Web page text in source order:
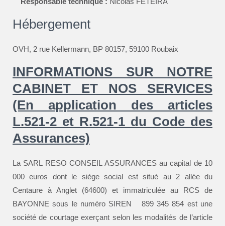
Responsable technique : Nicolas FETEIRA
Hébergement
OVH, 2 rue Kellermann, BP 80157, 59100 Roubaix
INFORMATIONS SUR NOTRE
CABINET ET NOS SERVICES
(En application des articles
L.521-2 et R.521-1 du Code des
Assurances)
La SARL RESO CONSEIL ASSURANCES au capital de 10
000 euros dont le siège social est situé au 2 allée du
Centaure à Anglet (64600) et immatriculée au RCS de
BAYONNE sous le numéro SIREN 899 345 854 est une
société de courtage exerçant selon les modalités de l’article